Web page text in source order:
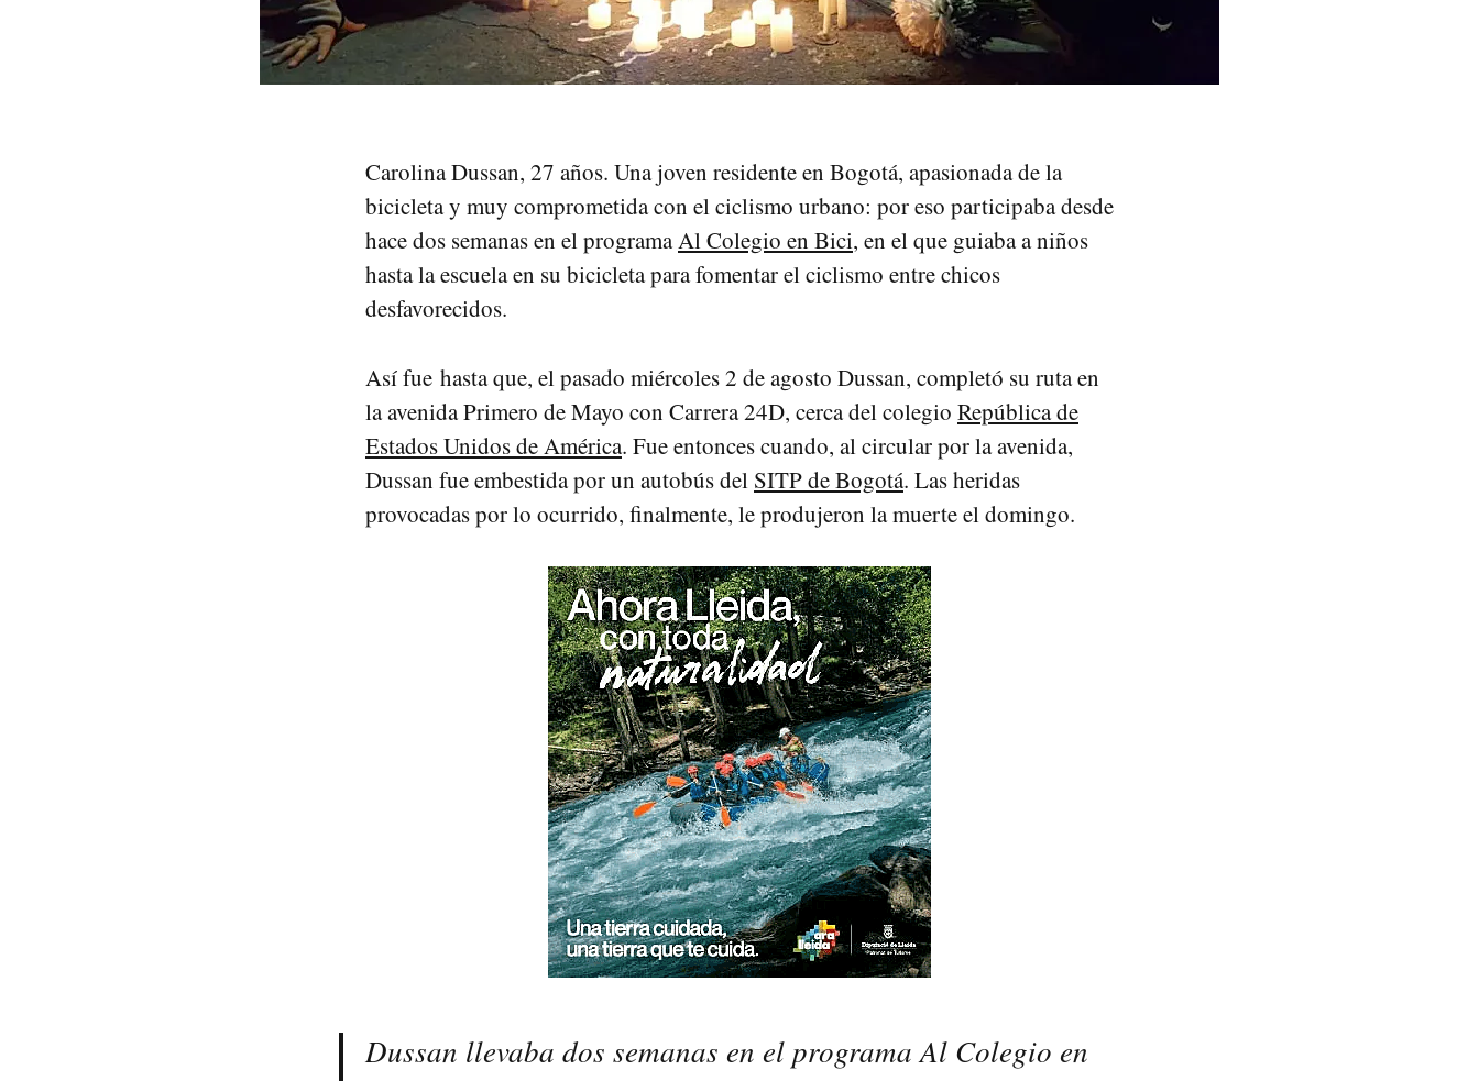
Carolina Dussan, 27 años. Una joven residente en Bogotá, apasionada de la
bicicleta y muy comprometida con el ciclismo urbano: por eso participaba desde
hace dos semanas en el programaAl Colegio en Bici, en el que guiaba a niños
hasta la escuela en su bicicleta para fomentar el ciclismo entre chicos
desfavorecidos.
Así fue hasta que, el pasado miércoles 2 de agosto Dussan, completó su ruta en
la avenida Primero de Mayo con Carrera 24D, cerca del colegio República de
Estados Unidos de América. Fue entonces cuando, al circular por la avenida,
Dussan fue embestida por un autobús del SITP de Bogotá. Las heridas
provocadas por lo ocurrido, finalmente, le produjeron la muerte el domingo.
Dussan llevaba dos semanas en el programa Al Colegio en